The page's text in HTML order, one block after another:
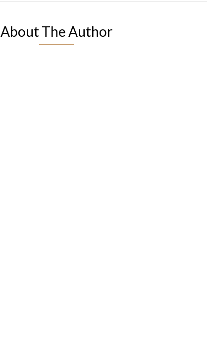
About The Author